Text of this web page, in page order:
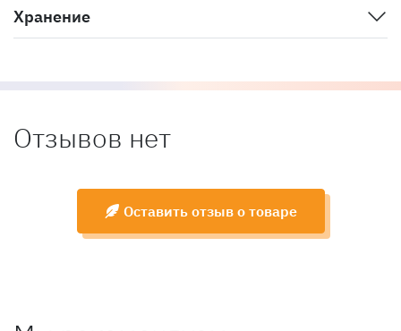
Хранение
Отзывов нет
Оставить отзыв о товаре